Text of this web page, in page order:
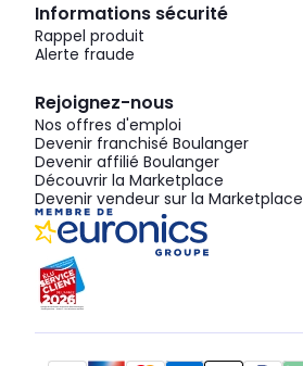
Informations sécurité
Rappel produit
Alerte fraude
Rejoignez-nous
Nos offres d'emploi
Devenir franchisé Boulanger
Devenir affilié Boulanger
Découvrir la Marketplace
Devenir vendeur sur la Marketplace